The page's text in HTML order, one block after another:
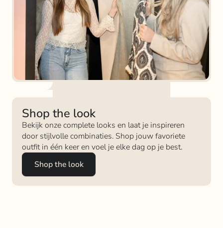
Shop the look
Bekijk onze complete looks en laat je inspireren
door stijlvolle combinaties. Shop jouw favoriete
outfit in één keer en voel je elke dag op je best.
Shop the look